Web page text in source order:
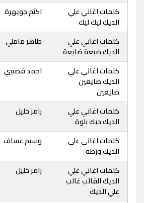
كلمات اغاني علي
الديك ليك ليك
اكثم جويهرة
كلمات اغاني علي
الديك ضيعة ضايعة
طاهر ماملي
كلمات اغاني علي
الديك صايعين
ضايعين
احمد قصيبي
كلمات اغاني علي
الديك حبك بلوة
رامز خليل
كلمات اغاني علي
الديك ورطه
وسيم عساف
كلمات اغاني علي
الديك القالب غالب
علي الديك
رامز خليل